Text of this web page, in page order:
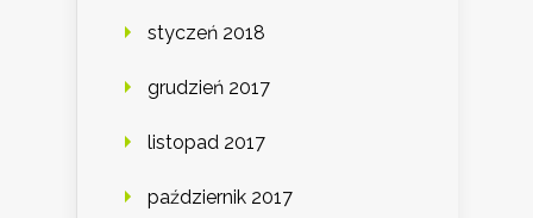
styczeń 2018
grudzień 2017
listopad 2017
październik 2017